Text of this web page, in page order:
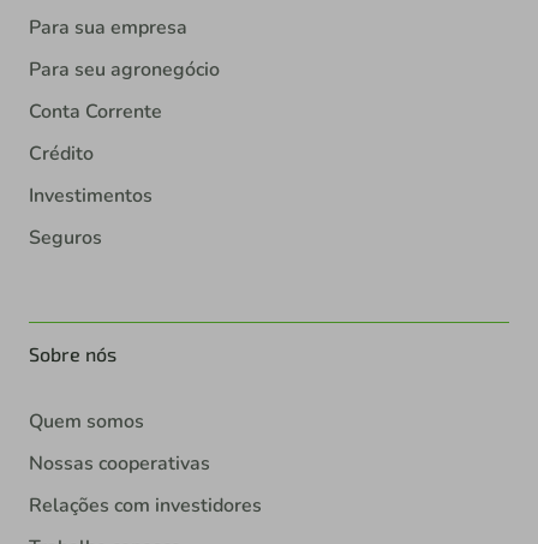
Para sua empresa
Para seu agronegócio
Conta Corrente
Crédito
Investimentos
Seguros
Sobre nós
Quem somos
Nossas cooperativas
Relações com investidores